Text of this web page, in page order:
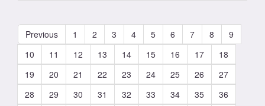
Previous 1 2 3 4 5 6 7 8
9
10
11 12 13 14 15 16 17
18
19
20 21 22 23 24 25 26
27
28
29 30 31 32 33 34 35
36